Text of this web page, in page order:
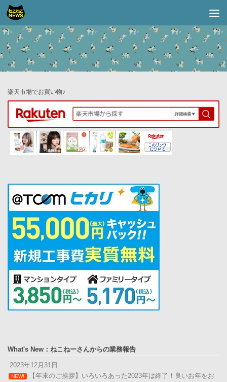
コンテンツへスキップ
楽天市場でお買い物♪
What's New：ねこねーさんからの業務報告
2023年12月31日
NEW!
【年末のご挨拶】いろいろあった2023年は終了！良いお年をお